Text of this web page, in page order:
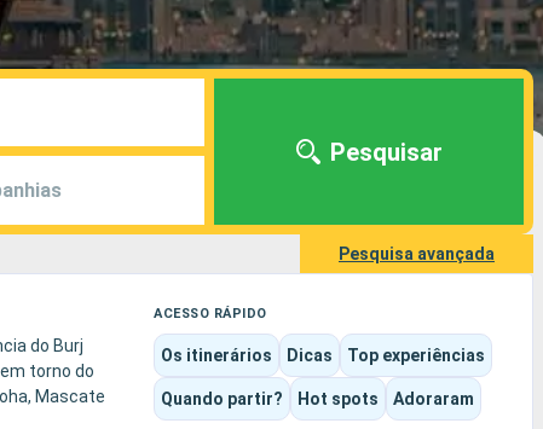
Pesquisar
Pesquisa avançada
do Burj
torno do
Mascate
ACESSO RÁPIDO
Os itinerários Dicas Top experiências
Quando partir? Hot spots Adoraram